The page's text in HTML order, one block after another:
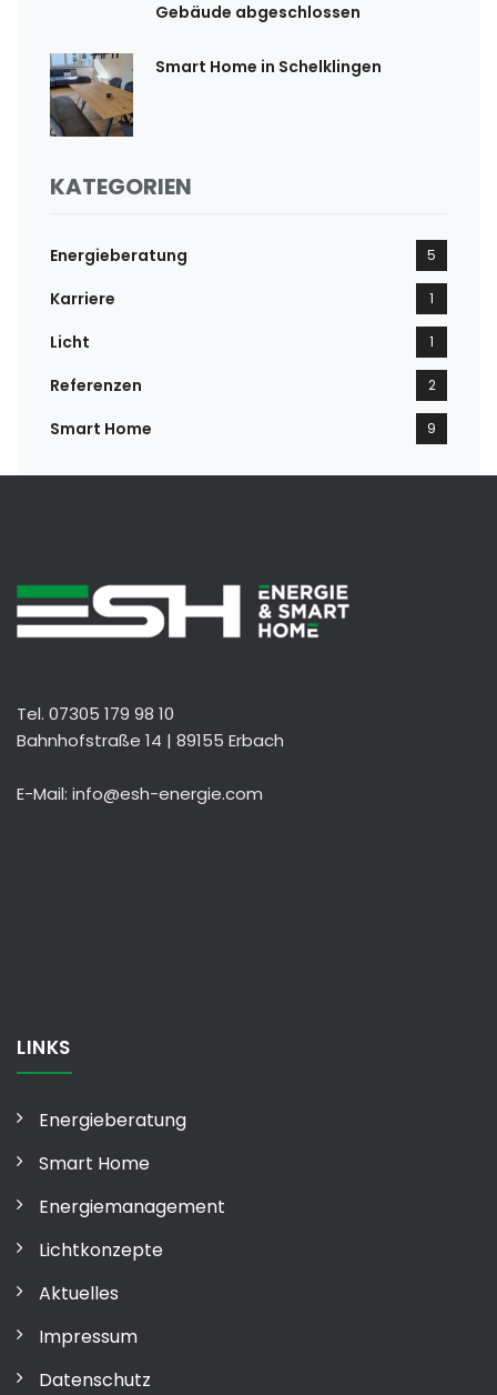
Gebäude abgeschlossen
Smart Home in Schelklingen
KATEGORIEN
Energieberatung 5
Karriere 1
Licht 1
Referenzen 2
Smart Home 9
Tel. 07305 179 98 10
Bahnhofstraße 14 | 89155 Erbach
E-Mail: info@esh-energie.com
LINKS
Energieberatung
Smart Home
Energiemanagement
Lichtkonzepte
Aktuelles
Impressum
Datenschutz